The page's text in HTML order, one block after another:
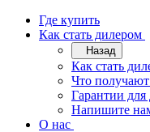
Где купить
Как стать дилером
Назад
Как стать
Что
Гарантии для
Напишите
О нас